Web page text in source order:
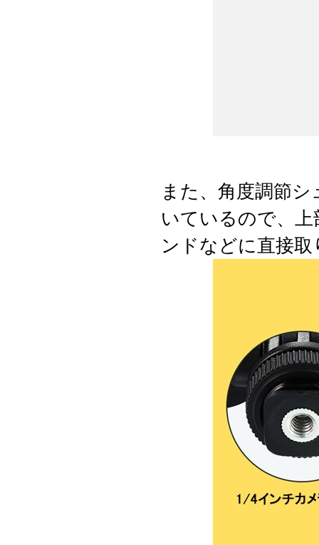
また、角度調節
いているので、
ンドなどに直接